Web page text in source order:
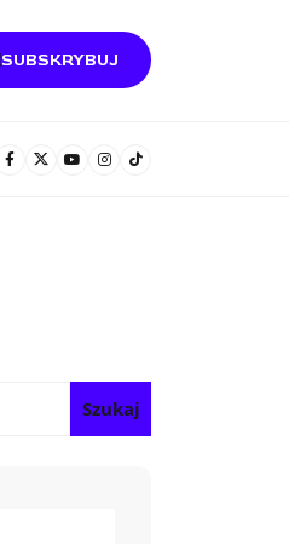
SUBSKRYBUJ
Szukaj